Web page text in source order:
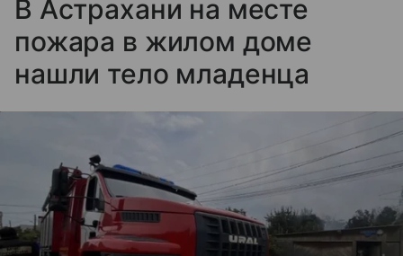
В Астрахани на месте
пожара в жилом доме
нашли тело младенца